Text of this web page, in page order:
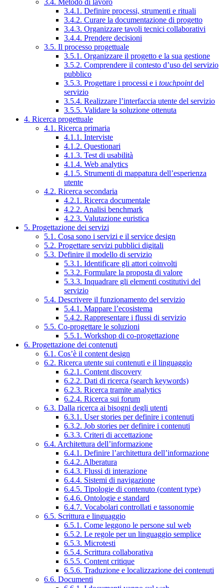
3.4. Metodo di lavoro
3.4.1. Definire processi, strumenti e rituali
3.4.2. Curare la documentazione di progetto
3.4.3. Organizzare tavoli tecnici collaborativi
3.4.4. Prendere decisioni
3.5. Il processo progettuale
3.5.1. Organizzare il progetto e la sua gestione
3.5.2. Comprendere il contesto d’uso del servizio
pubblico
3.5.3. Progettare i processi e i touchpointdel
servizio
3.5.4. Realizzare l’interfaccia utente del servizio
3.5.5. Validare la soluzione ottenuta
4. Ricerca progettuale
4.1. Ricerca primaria
4.1.1. Interviste
4.1.2. Questionari
4.1.3. Test di usabilità
4.1.4. Web analytics
4.1.5. Strumenti di mappatura dell’esperienza
utente
4.2. Ricerca secondaria
4.2.1. Ricerca documentale
4.2.2. Analisi benchmark
4.2.3. Valutazione euristica
5. Progettazione dei servizi
5.1. Cosa sono i servizi e il service design
5.2. Progettare servizi pubblici digitali
5.3. Definire il modello di servizio
5.3.1. Identificare gli attori coinvolti
5.3.2. Formulare la proposta di valore
5.3.3. Inquadrare gli elementi costitutivi del
servizio
5.4. Descrivere il funzionamento del servizio
5.4.1. Mappare l’ecosistema
5.4.2. Rappresentare i flussi di servizio
5.5. Co-progettare le soluzioni
5.5.1. Workshop di co-progettazione
6. Progettazione dei contenuti
6.1. Cos’è il content design
6.2. Ricerca utente sui contenuti e il linguaggio
6.2.1. Content discovery
6.2.2. Dati di ricerca (search keywords)
6.2.3. Ricerca tramite analytics
6.2.4. Ricerca sui forum
6.3. Dalla ricerca ai bisogni degli utenti
6.3.1. User stories per definire i contenuti
6.3.2. Job stories per definire i contenuti
6.3.3. Criteri di accettazione
6.4. Architettura dell’informazione
6.4.1. Definire l’architettura dell’informazione
6.4.2. Alberatura
6.4.3. Flussi di interazione
6.4.4. Sistemi di navigazione
6.4.5. Tipologie di contenuto (content type)
6.4.6. Ontologie e standard
6.4.7. Vocabolari controllati e tassonomie
6.5. Scrittura e linguaggio
6.5.1. Come leggono le persone sul web
6.5.2. Le regole per un linguaggio semplice
6.5.3. Microtesti
6.5.4. Scrittura collaborativa
6.5.5. Content critique
6.5.6. Traduzione e localizzazione dei contenuti
6.6. Documenti